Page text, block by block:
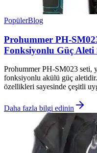
PopülerBlog
Prohummer PH-
Fonksiyonlu Güç Aleti
Prohummer PH-SM023 seti,
fonksiyonlu akülü güç aletidir.
özellikleri sayesinde çeşitli
Daha fazla bilgi edinin